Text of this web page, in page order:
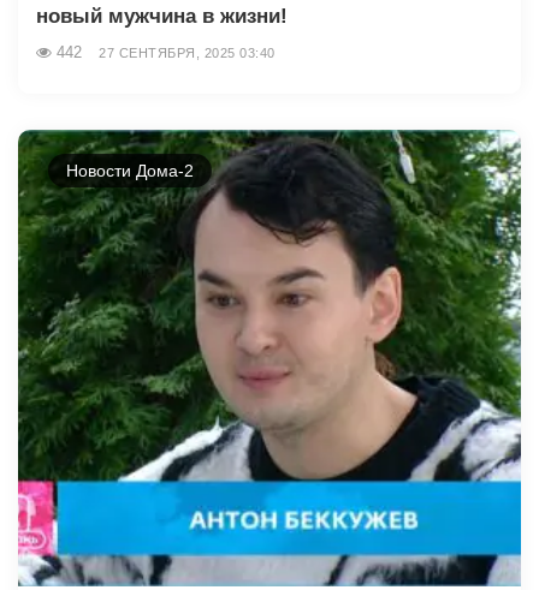
новый мужчина в жизни!
442 27 СЕНТЯБРЯ, 2025 03:40
Новости Дома-2